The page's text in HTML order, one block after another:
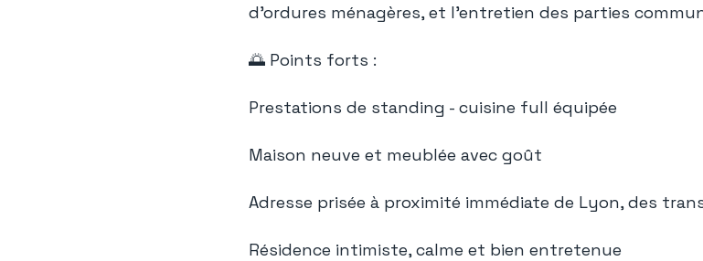
d'ordures ménagères, et l'entretien des parties
🌅 Points forts :
Prestations de standing - cuisine full équipée
Maison neuve et meublée avec goût
Adresse prisée à proximité immédiate de Lyon, des
Résidence intimiste, calme et bien entretenue